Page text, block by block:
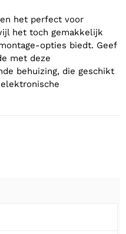
het perfect voor
het toch gemakkelijk
opties biedt. Geef
met deze
behuizing, die geschikt